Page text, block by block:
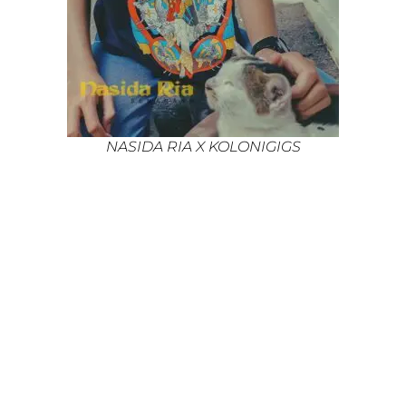
NASIDA RIA X KOLONIGIGS